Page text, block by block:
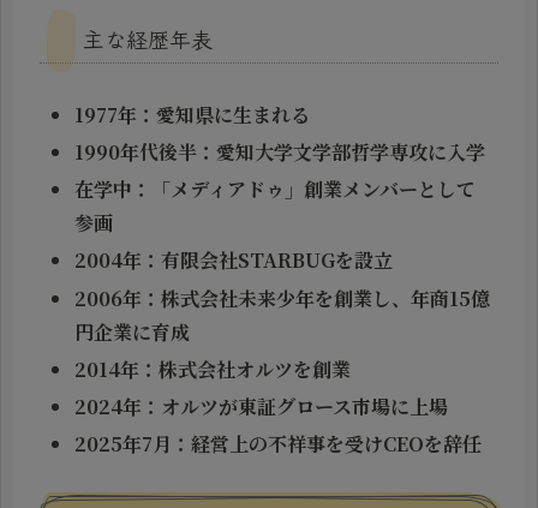
主な経歴年表
1977年：愛知県に生まれる
1990年代後半：愛知大学文学部哲学専攻に入学
在学中：「メディアドゥ」創業メンバーとして
参画
2004年：有限会社STARBUGを設立
2006年：株式会社未来少年を創業し、年商15億
円企業に育成
2014年：株式会社オルツを創業
2024年：オルツが東証グロース市場に上場
2025年7月：経営上の不祥事を受けCEOを辞任